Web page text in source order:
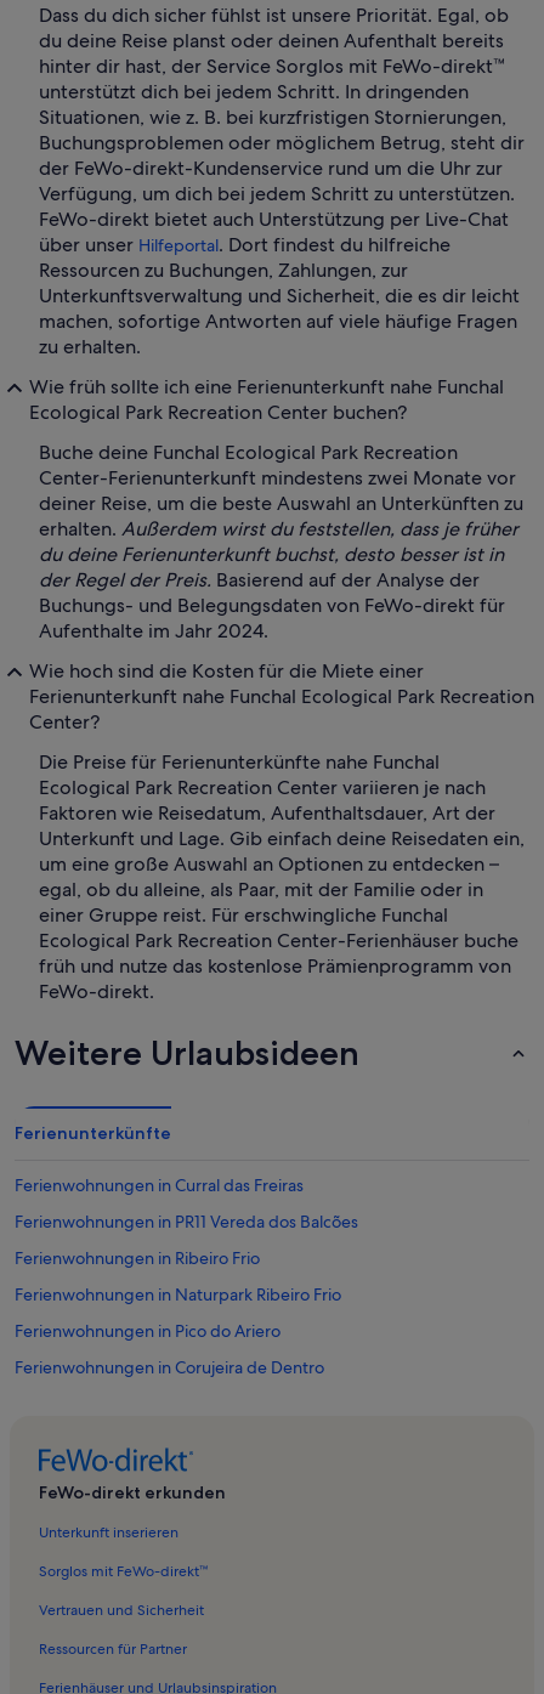
Dass du dich sicher fühlst ist unsere Priorität. Egal, ob
du deine Reise planst oder deinen Aufenthalt bereits
hinter dir hast, der Service Sorglos mit FeWo-direkt™
unterstützt dich bei jedem Schritt. In dringenden
Situationen, wie z. B. bei kurzfristigen Stornierungen,
Buchungsproblemen oder möglichem Betrug, steht dir
der FeWo-direkt-Kundenservice rund um die Uhr zur
Verfügung, um dich bei jedem Schritt zu unterstützen.
FeWo-direkt bietet auch Unterstützung per Live-Chat
über unser Hilfeportal. Dort findest du hilfreiche
Ressourcen zu Buchungen, Zahlungen, zur
Unterkunftsverwaltung und Sicherheit, die es dir leicht
machen, sofortige Antworten auf viele häufige Fragen
zu erhalten.
Wie früh sollte ich eine Ferienunterkunft nahe Funchal
Ecological Park Recreation Center buchen?
Buche deine Funchal Ecological Park Recreation
Center-Ferienunterkunft mindestens zwei Monate vor
deiner Reise, um die beste Auswahl an Unterkünften zu
erhalten. Außerdem wirst du feststellen, dass je früher
du deine Ferienunterkunft buchst, desto besser ist in
der Regel der Preis. Basierend auf der Analyse der
Buchungs- und Belegungsdaten von FeWo-direkt für
Aufenthalte im Jahr 2024.
Wie hoch sind die Kosten für die Miete einer
Ferienunterkunft nahe Funchal Ecological Park Recreation
Center?
Die Preise für Ferienunterkünfte nahe Funchal
Ecological Park Recreation Center variieren je nach
Faktoren wie Reisedatum, Aufenthaltsdauer, Art der
Unterkunft und Lage. Gib einfach deine Reisedaten ein,
um eine große Auswahl an Optionen zu entdecken –
egal, ob du alleine, als Paar, mit der Familie oder in
einer Gruppe reist. Für erschwingliche Funchal
Ecological Park Recreation Center-Ferienhäuser buche
früh und nutze das kostenlose Prämienprogramm von
FeWo-direkt.
Weitere Urlaubsideen
Ferienunterkünfte
Ferienwohnungen in Curral das Freiras
Ferienwohnungen in PR11 Vereda dos Balcões
Ferienwohnungen in Ribeiro Frio
Ferienwohnungen in Naturpark Ribeiro Frio
Ferienwohnungen in Pico do Ariero
Ferienwohnungen in Corujeira de Dentro
Ferienwohnungen in Botanischer Garten von Madeira
Ferienwohnungen in Monte
Ferienwohnungen in Camacha
Ferienwohnungen in Imaculado Coração de Maria
FeWo-direkt erkunden
Unterkunft inserieren
Sorglos mit FeWo-direkt™
Vertrauen und Sicherheit
Ressourcen für Partner
Ferienhäuser und Urlaubsinspiration